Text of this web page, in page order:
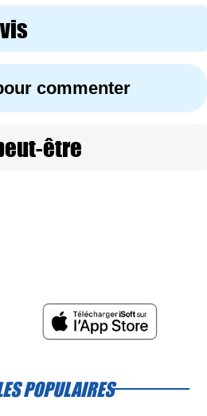
commenter
être
POPULAIRES